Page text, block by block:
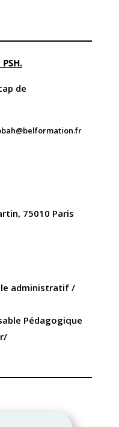
de
75010 Paris
administratif /
Pédagogique